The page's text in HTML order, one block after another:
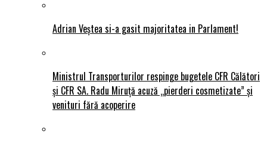
Adrian Veștea si-a gasit majoritatea in Parlament!
Ministrul Transporturilor respinge bugetele CFR Călători
și CFR SA. Radu Miruță acuză „pierderi cosmetizate” și
venituri fără acoperire